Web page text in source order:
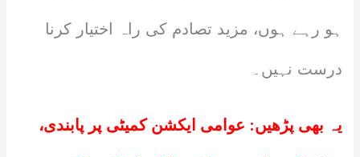
ہو رہے ہوں، مزید تصادم کی راہ اختیار کرنا
درست نہیں۔
یہ بھی پڑھیں: عوامی ایکشن کمیٹی پر پابندی،